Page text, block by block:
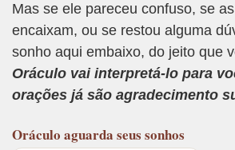
Mas se ele pareceu confuso, se
encaixam, ou se restou alguma
sonho aqui embaixo, do jeito que
Oráculo vai interpretá-lo para
orações já são agradecimento
Oráculo aguarda seus sonhos